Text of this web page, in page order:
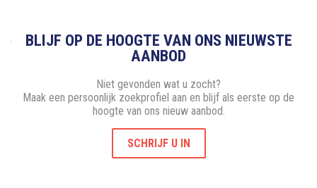
BLIJF OP DE HOOGTE VAN ONS NIEUWSTE
AANBOD
Niet gevonden wat u zocht?
Maak een persoonlijk zoekprofiel aan en blijf als eerste op de
hoogte van ons nieuw aanbod.
SCHRIJF U IN